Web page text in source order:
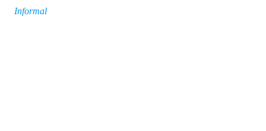
Informal